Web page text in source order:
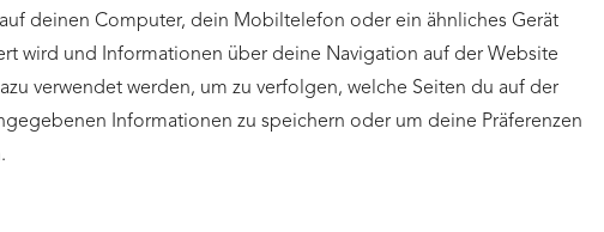
deinen Computer, dein Mobiltelefon oder ein ähnliches Gerät
wird und Informationen über deine Navigation auf der Website
verwendet werden, um zu verfolgen, welche Seiten du auf der
Informationen zu speichern oder um deine Präferenzen